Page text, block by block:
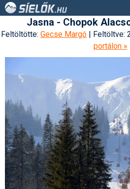
Jasna - Chopok
Feltöltötte: Gecse Margó | Feltöltve:
portálon »